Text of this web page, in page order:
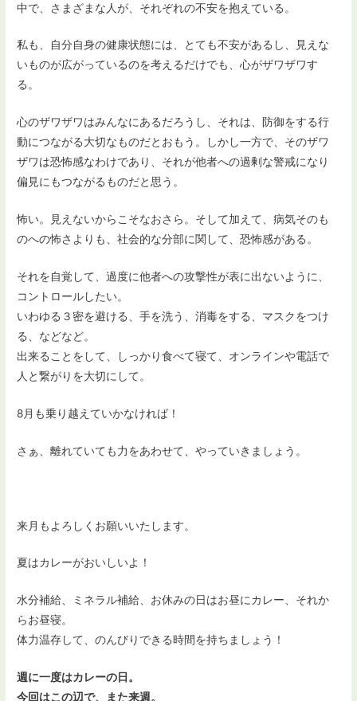
中で、さまざまな人が、それぞれの不安を抱えている。
私も、自分自身の健康状態には、とても不安があるし、見えな
いものが広がっているのを考えるだけでも、心がザワザワす
る。
心のザワザワはみんなにあるだろうし、それは、防御をする行
動につながる大切なものだとおもう。しかし一方で、そのザワ
ザワは恐怖感なわけであり、それが他者への過剰な警戒になり
偏見にもつながるものだと思う。
怖い。見えないからこそなおさら。そして加えて、病気そのも
のへの怖さよりも、社会的な分部に関して、恐怖感がある。
それを自覚して、過度に他者への攻撃性が表に出ないように、
コントロールしたい。
いわゆる３密を避ける、手を洗う、消毒をする、マスクをつけ
る、などなど。
出来ることをして、しっかり食べて寝て、オンラインや電話で
人と繋がりを大切にして。
8月も乗り越えていかなければ！
さぁ、離れていても力をあわせて、やっていきましょう。
来月もよろしくお願いいたします。
夏はカレーがおいしいよ！
水分補給、ミネラル補給、お休みの日はお昼にカレー、それか
らお昼寝。
体力温存して、のんびりできる時間を持ちましょう！
週に一度はカレーの日。
今回はこの辺で、また来週。